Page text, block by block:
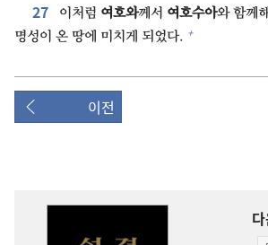
27⁠ 이처럼 여호와께서 여호수아와 함께
명성이 온 땅에 미치게 되었다. +
이전